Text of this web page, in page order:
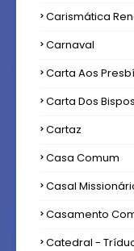
Carismática
Carnaval
Carta Aos
Carta Dos Bispos
Cartaz
Casa Comum
Casal
Casamento
Catedral -